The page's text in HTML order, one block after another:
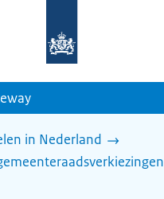
homepage
in Nederland